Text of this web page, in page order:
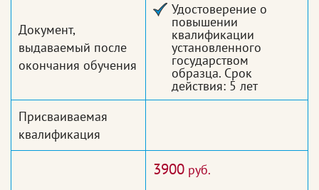
Документ,
выдаваемый после
окончания обучения
Удостоверение о
повышении
квалификации
установленного
государством
образца. Срок
действия: 5 лет
Присваиваемая
квалификация
3900 руб.